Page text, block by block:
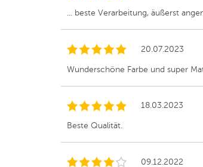
... beste Verarbeitung, äußerst
20.07.2023
Wunderschöne Farbe und super
18.03.2023
Beste Qualität.
09.12.2022